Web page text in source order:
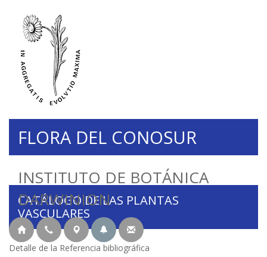
INSTITUTO DE BOTÁNICA
DARWINION
FLORA DEL CONOSUR
CATÁLOGO DE LAS PLANTAS
VASCULARES
Detalle de la Referencia bibliográfica